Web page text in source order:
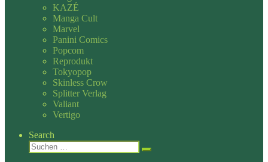
KAZÉ
Manga Cult
Marvel
Panini Comics
Popcom
Reprodukt
Tokyopop
Skinless Crow
Splitter Verlag
Valiant
Vertigo
Search
Suche
Suchen …